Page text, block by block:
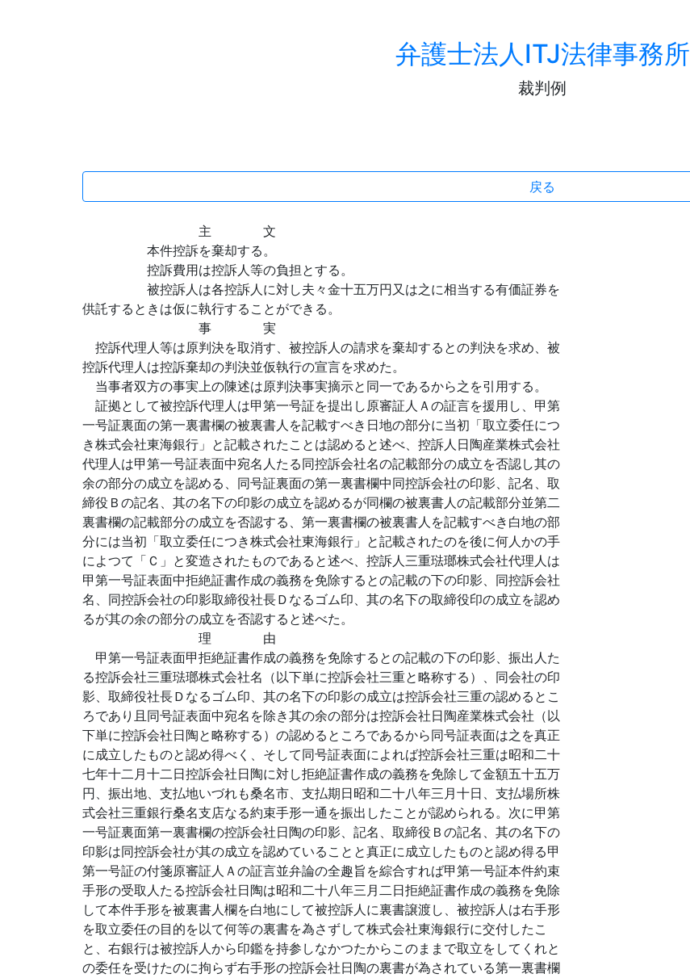
弁護士法人ITJ法律事務所
裁判例
戻る
主 文
本件控訴を棄却する。
控訴費用は控訴人等の負担とする。
被控訴人は各控訴人に対し夫々金十五万円又は之に相当する有価証券を
供託するときは仮に執行することができる。
事 実
控訴代理人等は原判決を取消す、被控訴人の請求を棄却するとの判決を求め、被
控訴代理人は控訴棄却の判決並仮執行の宣言を求めた。
当事者双方の事実上の陳述は原判決事実摘示と同一であるから之を引用する。
証拠として被控訴代理人は甲第一号証を提出し原審証人Ａの証言を援用し、甲第
一号証裏面の第一裏書欄の被裏書人を記載すべき日地の部分に当初「取立委任につ
き株式会社東海銀行」と記載されたことは認めると述べ、控訴人日陶産業株式会社
代理人は甲第一号証表面中宛名人たる同控訴会社名の記載部分の成立を否認し其の
余の部分の成立を認める、同号証裏面の第一裏書欄中同控訴会社の印影、記名、取
締役Ｂの記名、其の名下の印影の成立を認めるが同欄の被裏書人の記載部分並第二
裏書欄の記載部分の成立を否認する、第一裏書欄の被裏書人を記載すべき白地の部
分には当初「取立委任につき株式会社東海銀行」と記載されたのを後に何人かの手
によつて「Ｃ」と変造されたものであると述べ、控訴人三重琺瑯株式会社代理人は
甲第一号証表面中拒絶証書作成の義務を免除するとの記載の下の印影、同控訴会社
名、同控訴会社の印影取締役社長Ｄなるゴム印、其の名下の取締役印の成立を認め
るが其の余の部分の成立を否認すると述べた。
理 由
甲第一号証表面甲拒絶証書作成の義務を免除するとの記載の下の印影、振出人た
る控訴会社三重琺瑯株式会社名（以下単に控訴会社三重と略称する）、同会社の印
影、取締役社長Ｄなるゴム印、其の名下の印影の成立は控訴会社三重の認めるとこ
ろであり且同号証表面中宛名を除き其の余の部分は控訴会社日陶産業株式会社（以
下単に控訴会社日陶と略称する）の認めるところであるから同号証表面は之を真正
に成立したものと認め得べく、そして同号証表面によれば控訴会社三重は昭和二十
七年十二月十二日控訴会社日陶に対し拒絶証書作成の義務を免除して金額五十五万
円、振出地、支払地いづれも桑名市、支払期日昭和二十八年三月十日、支払場所株
式会社三重銀行桑名支店なる約束手形一通を振出したことが認められる。次に甲第
一号証裏面第一裏書欄の控訴会社日陶の印影、記名、取締役Ｂの記名、其の名下の
印影は同控訴会社が其の成立を認めていることと真正に成立したものと認め得る甲
第一号証の付箋原審証人Ａの証言並弁論の全趣旨を綜合すれば甲第一号証本件約束
手形の受取人たる控訴会社日陶は昭和二十八年三月二日拒絶証書作成の義務を免除
して本件手形を被裏書人欄を白地にして被控訴人に裏書譲渡し、被控訴人は右手形
を取立委任の目的を以て何等の裏書を為さずして株式会社東海銀行に交付したこ
と、右銀行は被控訴人から印鑑を持参しなかつたからこのままで取立をしてくれと
の委任を受けたのに拘らず右手形の控訴会社日陶の裏書が為されている第一裏書欄